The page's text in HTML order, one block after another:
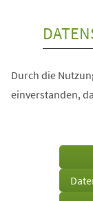
Durch die
einverstanden,